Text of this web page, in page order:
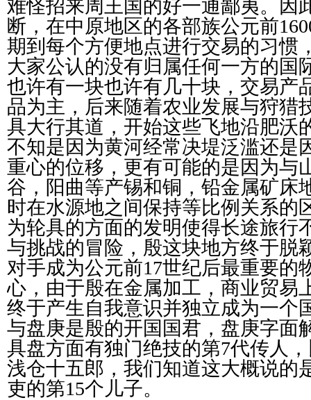
难怪招来周王国的好一通鄙夷。因
断，在中原地区的各部族公元前
期到每个方便地点进行交易的习惯
大家公认的没有归属任何一方的国
也许有一块也许有几十块，交易产
品为主，后来随着农业发展与狩猎
具大行其道，开始这些飞地沿肥沃
不知是因为黄河经常决堤泛滥还是
重心的位移，更有可能的是因为与
谷，阳曲等产锡和铜，铅金属矿床
时在水源地之间保持等比例关系的
为轮具的方面的发明使得长途旅行
与挑战的冒险，殷这块地方终于脱
对手成为公元前17世纪后最重要的
心，由于殷在金属加工，商业贸易
终于产生自我意识并独立成为一个
与盘庚是殷的开国国君，盘庚字面
具盘方面有独门绝技的第7代传人
浅仓十五郎，我们知道这大概说的
吏的第15个儿子。